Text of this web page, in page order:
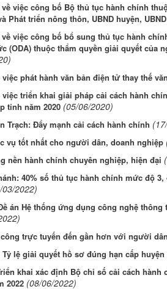
việc công bố Bộ thủ tục hành chính
Phát triển nông thôn, UBND huyện,
việc công bố bổ sung thủ tục hành
(ODA) thuộc thẩm quyền giải quyết của
việc phát hành văn bản điện tử thay thế
việc triển khai giải pháp cải cách hành
tỉnh năm 2020 (05/06/2020)
Trạch: Đẩy mạnh cải cách hành chính
vụ tốt nhất cho người dân, doanh nghiệp
nền hành chính chuyên nghiệp, hiện đại
40% số thủ tục hành chính mức độ
03/2022)
án Hệ thống ứng dụng công nghệ
trực tuyến đến gần hơn với người dân
Tỷ lệ giải quyết hồ sơ đúng hạn cấp huyện
khai xác định Bộ chỉ số cải cách hành
2022 (08/06/2022)